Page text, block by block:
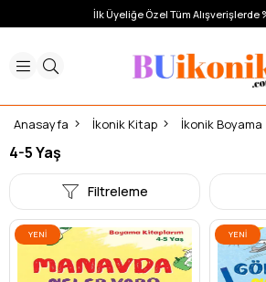
İlk Üyeliğe Özel Tüm Alışverişlerde
Anasayfa İkonik Kitap İkonik Boyama
4-5 Yaş
Filtreleme
YENI
YENI
ÜRÜN